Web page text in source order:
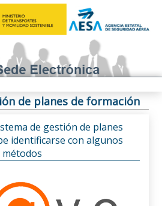
de planes de formación
de gestión de planes
identificarse con algunos